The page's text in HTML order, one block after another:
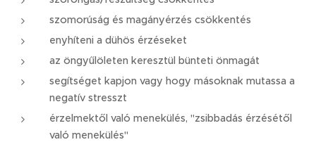
szomorúság és magányérzés csökkentés
enyhíteni a dühös érzéseket
az öngyűlöleten keresztül bünteti önmagát
segítséget kapjon vagy hogy másoknak mutassa a
negatív stresszt
érzelmektől való menekülés, "zsibbadás érzésétől
való menekülés"